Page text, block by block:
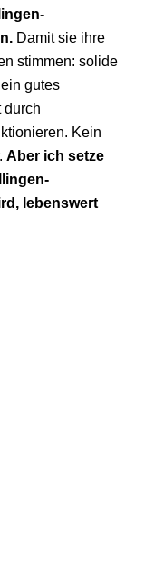
Damit sie ihre
stimmen: solide
gutes
durch
Kein
Aber ich setze
lebenswert